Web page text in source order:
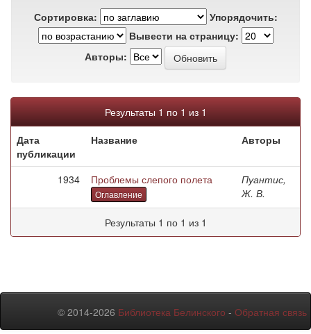
Сортировка:
Упорядочить:
Вывести на страницу:
Авторы:
Результаты 1 по 1 из 1
Дата
публикации
Название Авторы
1934 Проблемы слепого полета
Оглавление
Пуантис,
Ж. В.
Результаты 1 по 1 из 1
© 2014-2026 Библиотека Белинского - Обратная связь